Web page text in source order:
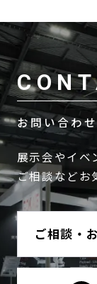
お問い合わ
展示会やイベ
ご相談などお
ご相談・